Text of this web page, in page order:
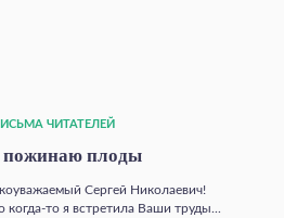
ЧИТАТЕЛЕЙ
пожинаю плоды
Сергей Николаевич!
когда‑то я встретила Ваши труды...